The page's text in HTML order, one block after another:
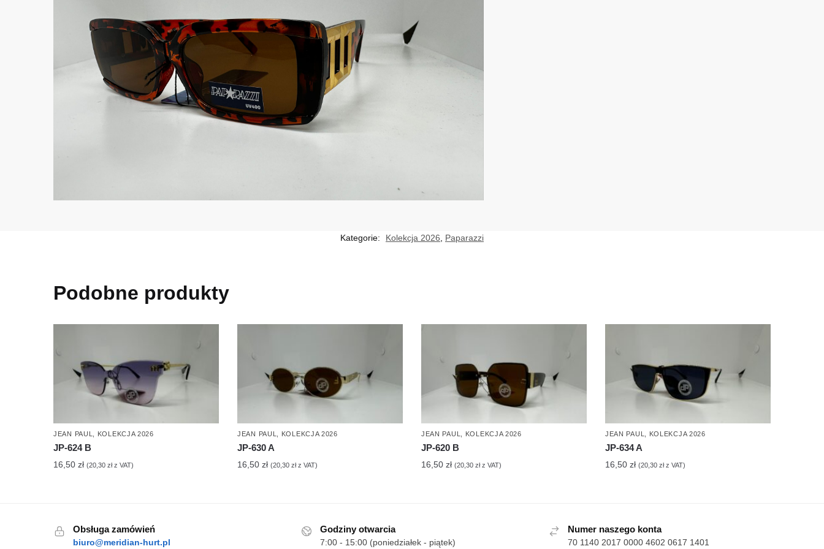
Kategorie: Kolekcja 2026, Paparazzi
Podobne produkty
JEAN PAUL, KOLEKCJA 2026
JP-624 B
16,50zł (20,30złz VAT)
JEAN PAUL, KOLEKCJA 2026
JP-630 A
16,50 zł (20,30 złz VAT)
JEAN PAUL, KOLEKCJA 2026
JP-620 B
16,50 zł (20,30 złz VAT)
JEAN PAUL, KOLEKCJA 2026
JP-634 A
16,50 zł (20,30 złz VAT)
Obsługa zamówień
biuro@meridian-hurt.pl
Godziny otwarcia
7:00 - 15:00 (poniedziałek - piątek)
Numer naszego konta
70 1140 2017 0000 4602 0617 1401